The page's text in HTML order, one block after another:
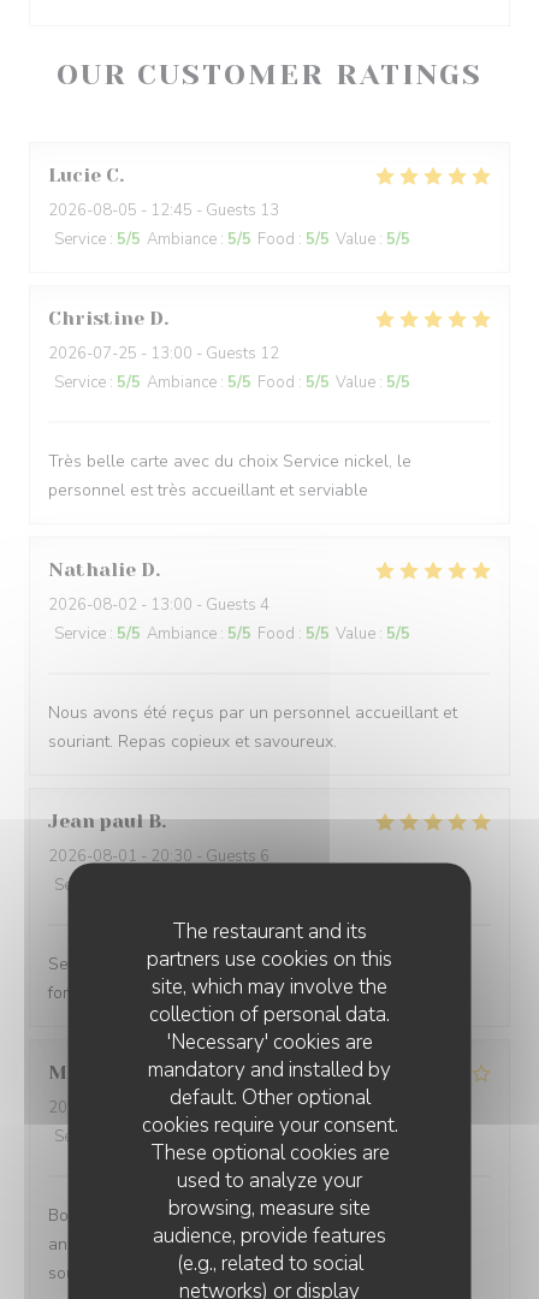
The restaurant and its
partners use cookies on this
site, which may involve the
collection of personal data.
'Necessary' cookies are
mandatory and installed by
default. Other optional
cookies require your consent.
These optional cookies are
used to analyze your
browsing, measure site
audience, provide features
(e.g., related to social
networks) or display
OUR CUSTOMER RATINGS
Lucie C
2026-08-05 - 12:45 - Guests 13
Service : 5/5 Ambiance : 5/5 Food : 5/5 Value : 5/5
Christine D
2026-07-25 - 13:00 - Guests 12
Service : 5/5 Ambiance : 5/5 Food : 5/5 Value : 5/5
Très belle carte avec du choix Service nickel, le
personnel est très accueillant et serviable
Nathalie D
2026-08-02 - 13:00 - Guests 4
Service : 5/5 Ambiance : 5/5 Food : 5/5 Value : 5/5
Nous avons été reçus par un personnel accueillant et
souriant. Repas copieux et savoureux.
Jean paul B
2026-08-01 - 20:30 - Guests 6
Service
Service excellent. Repas de qualité. Je recommande
fortement
Mathias B
2026-08-02
- 12:15 - Guests 8
Service
Ambiance :4/5 Food: 5 /5 Value: 3/5
Bonne endroit un petit 🎁 à l occasion de mon
anniversaire aurait été sympa vue que nous venons
souvent chez vous .merci quand même